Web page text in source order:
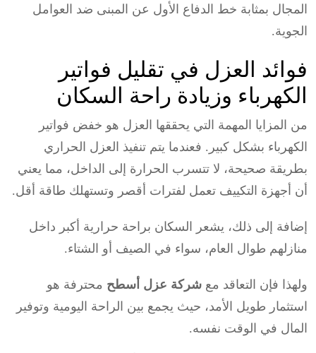
المجال بمثابة خط الدفاع الأول عن المبنى ضد العوامل
الجوية.
فوائد العزل في تقليل فواتير
الكهرباء وزيادة راحة السكان
من المزايا المهمة التي يحققها العزل هو خفض فواتير
الكهرباء بشكل كبير. فعندما يتم تنفيذ العزل الحراري
بطريقة صحيحة، لا تتسرب الحرارة إلى الداخل، مما يعني
أن أجهزة التكييف تعمل لفترات أقصر وتستهلك طاقة أقل.
إضافة إلى ذلك، يشعر السكان براحة حرارية أكبر داخل
منازلهم طوال العام، سواء في الصيف أو الشتاء.
ولهذا فإن التعاقد مع شركة عزل أسطح محترفة هو
استثمار طويل الأمد، حيث يجمع بين الراحة اليومية وتوفير
المال في الوقت نفسه.